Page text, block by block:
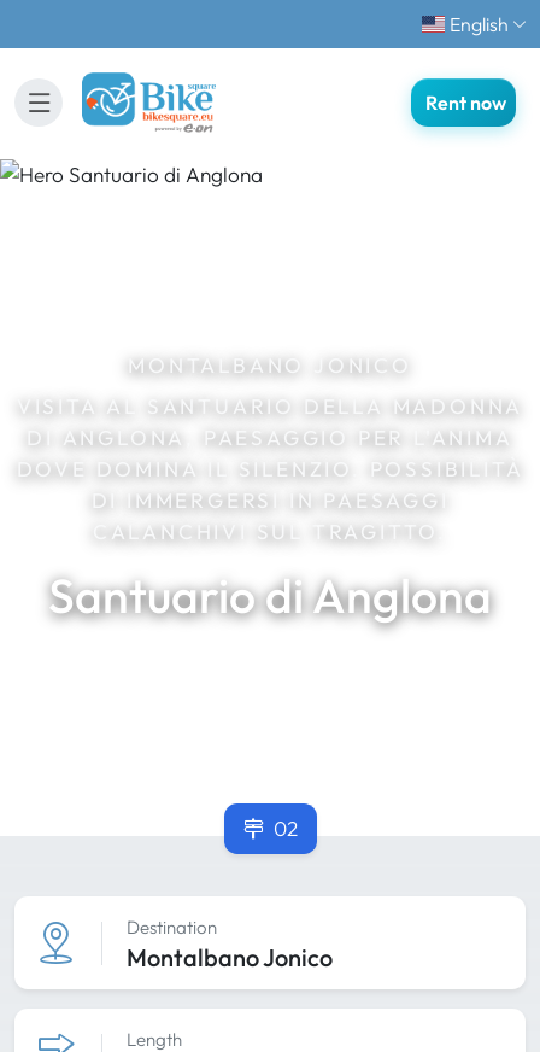
English
Rent now
MONTALBANO JONICO
VISITA AL SANTUARIO DELLA MADONNA
DI ANGLONA, PAESAGGIO PER L'ANIMA
DOVE DOMINA IL SILENZIO. POSSIBILITÀ
DI IMMERGERSI IN PAESAGGI
CALANCHIVI SUL TRAGITTO.
Santuario di Anglona
02
Destination
Montalbano Jonico
Length